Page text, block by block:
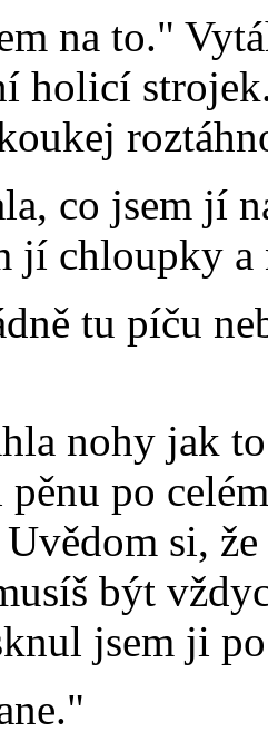
na to."
holicí
co jsem jí
jí chloupky a
tu píču
nohy jak
pěnu po
si,
být
jsem ji